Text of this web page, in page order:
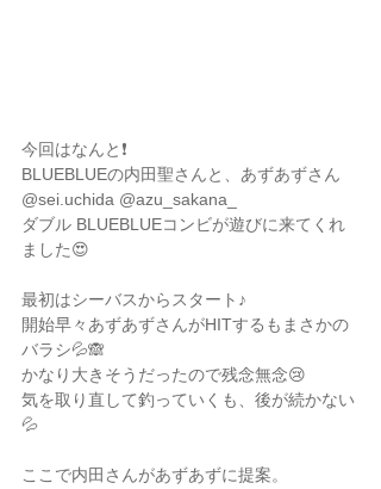
今回はなんと❗️
BLUEBLUEの内田聖さんと、あずあずさん
@sei.uchida @azu_sakana_
ダブル BLUEBLUEコンビが遊びに来てくれ
ました😍
最初はシーバスからスタート♪
開始早々あずあずさんがHITするもまさかの
バラシ💦🙈
かなり大きそうだったので残念無念😢
気を取り直して釣っていくも、後が続かない
💦
ここで内田さんがあずあずに提案。